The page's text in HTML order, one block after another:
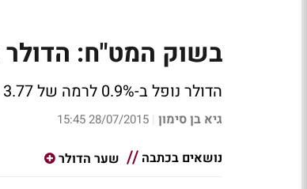
בשוק המט"ח: הדולר צלל כמעט
הדולר נופל ב-0.9% לרמה של 3.77 שקלים, האירו יורד בשיעור זהה לרמה של 4.17 שקלים
גיא בן סימון |
28/07/2015 15:45
נושאים בכתבה
שער הדולר